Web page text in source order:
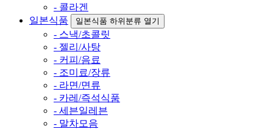
- 콜라겐
일본식품
일본식품 하위분류 열기
- 스낵/초콜릿
- 젤리/사탕
- 커피/음료
- 조미료/장류
- 라면/면류
- 카레/즉석식품
- 세븐일레븐
- 말차모음